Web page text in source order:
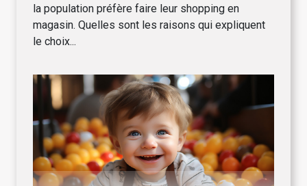
la population préfère faire leur shopping en
magasin. Quelles sont les raisons qui expliquent
le choix...